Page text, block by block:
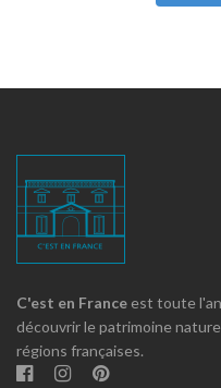
C'est en France est toute
découvrir le patrimoine
régions françaises.